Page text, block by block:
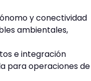
y conectividad
ambientales,
e integración
para operaciones de